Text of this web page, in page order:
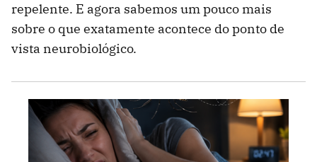
repelente. E agora sabemos um pouco mais
sobre o que exatamente acontece do ponto de
vista neurobiológico.